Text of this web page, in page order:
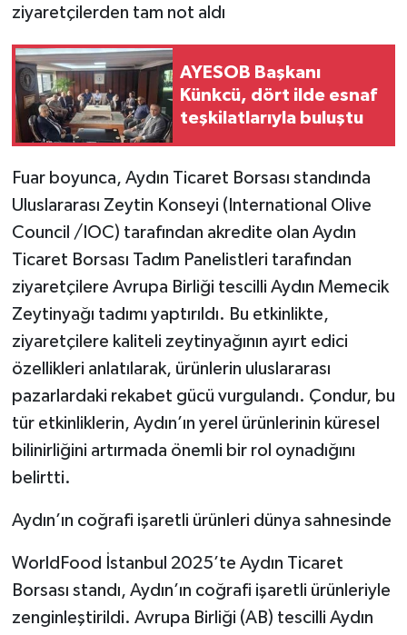
ziyaretçilerden tam not aldı
AYESOB Başkanı
Künkcü, dört ilde esnaf
teşkilatlarıyla buluştu
Fuar boyunca, Aydın Ticaret Borsası standında
Uluslararası Zeytin Konseyi (International Olive
Council /IOC) tarafından akredite olan Aydın
Ticaret Borsası Tadım Panelistleri tarafından
ziyaretçilere Avrupa Birliği tescilli Aydın Memecik
Zeytinyağı tadımı yaptırıldı. Bu etkinlikte,
ziyaretçilere kaliteli zeytinyağının ayırt edici
özellikleri anlatılarak, ürünlerin uluslararası
pazarlardaki rekabet gücü vurgulandı. Çondur, bu
tür etkinliklerin, Aydın’ın yerel ürünlerinin küresel
bilinirliğini artırmada önemli bir rol oynadığını
belirtti.
Aydın’ın coğrafi işaretli ürünleri dünya sahnesinde
WorldFood İstanbul 2025’te Aydın Ticaret
Borsası standı, Aydın’ın coğrafi işaretli ürünleriyle
zenginleştirildi. Avrupa Birliği (AB) tescilli Aydın